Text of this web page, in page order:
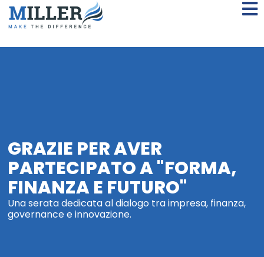
GRAZIE PER AVER
PARTECIPATO A "FORMA,
FINANZA E FUTURO"
Una serata dedicata al dialogo tra impresa, finanza,
governance e innovazione.